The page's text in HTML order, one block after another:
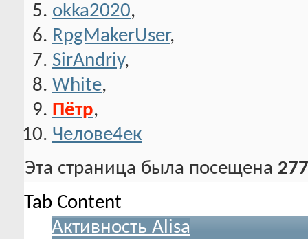
okka2020,
RpgMakerUser,
SirAndriy,
White,
Пётр,
Челове4ек
Эта страница была посещена
Tab Content
Активность Alisa